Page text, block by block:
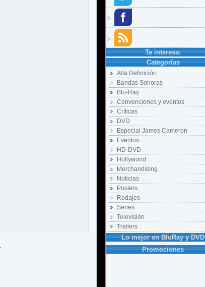
Te interesa:
Categorías
Alta Definición
Bandas Sonoras
Blu-Ray
Convenciones y eventos
Críticas
DVD
Especial James Cameron
Eventos
HD-DVD
Hollywood
Merchandising
Noticias
Posters
Rodajes
Series
Televisión
Trailers
Lo mejor en BluRay y DVD
Promociones